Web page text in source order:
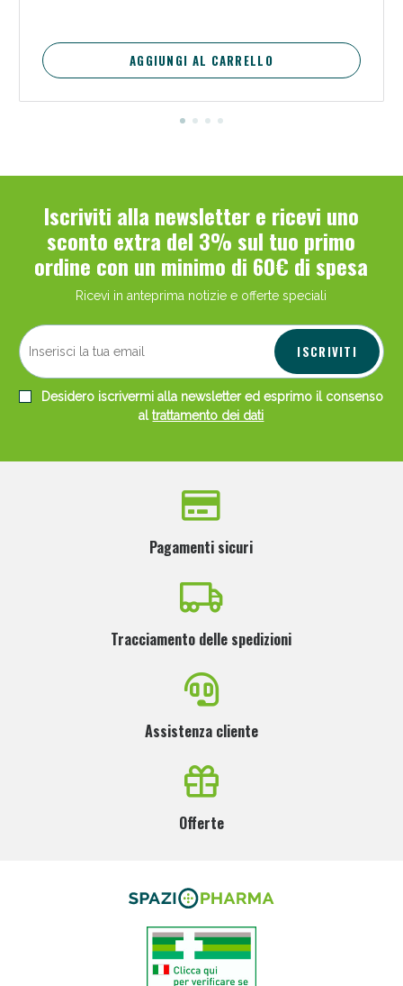
AGGIUNGI AL CARRELLO
Iscriviti alla newsletter e ricevi uno
sconto extra del 3% sul tuo primo
ordine con un minimo di 60€ di spesa
Ricevi in anteprima notizie e offerte speciali
ISCRIVITI
Desidero iscrivermi alla newsletter ed esprimo il consenso
altrattamento dei dati
Pagamenti sicuri
Tracciamento delle spedizioni
Assistenza cliente
Offerte